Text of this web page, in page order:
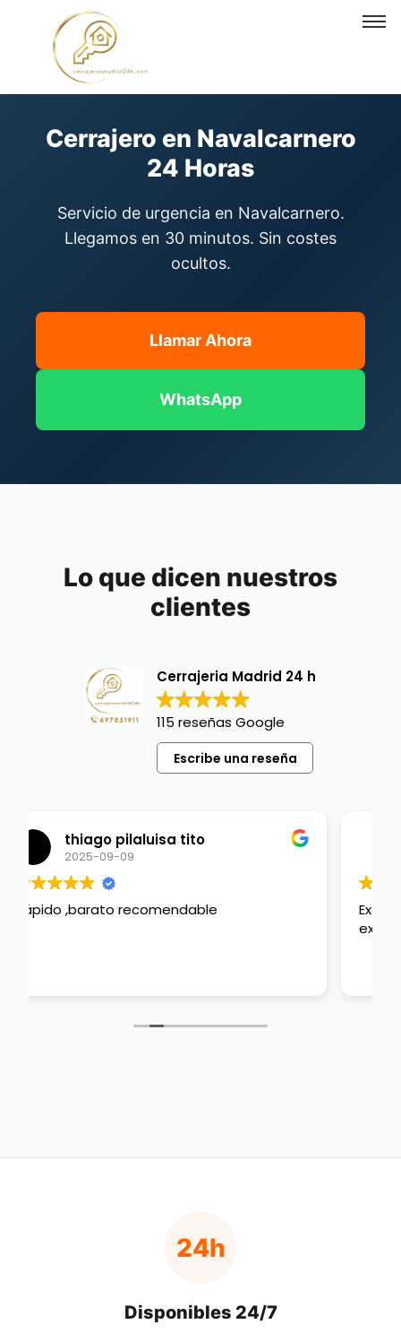
Cerrajero en Navalcarnero
Cerrajero en Navalcarnero
24 Horas
Servicio de urgencia en Navalcarnero.
Llegamos en 30 minutos. Sin costes
ocultos.
Llamar Ahora
WhatsApp
Lo que dicen nuestros
clientes
Cerrajeria Madrid 24 h
115 reseñas Google
Escribe una reseña
Juan Diego Gamboa
2025-09-07
Excelente servicio! Dalí hizo un trabajo
24h
Disponibles 24/7